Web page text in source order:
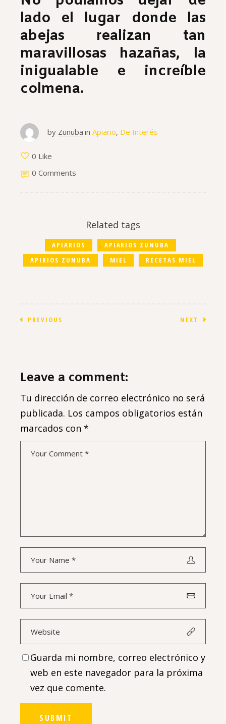
lado el lugar donde las
abejas realizan tan
maravillosas hazañas, la
inigualable e increíble
colmena.
by Zunuba inApiario, De Interés
0 Like
0 Comments
Related tags
APIARIOS
APIARIOS ZUNUBA
APIRIOS ZUNUBA
MIEL RECETAS MIEL
PREVIOUS NEXT
Leave a comment:
Tu dirección de correo electrónico no será
publicada. Los campos obligatorios están
marcados con*
Guarda mi nombre, correo electrónico y
web en este navegador para la próxima
vez que comente.
SUBMIT